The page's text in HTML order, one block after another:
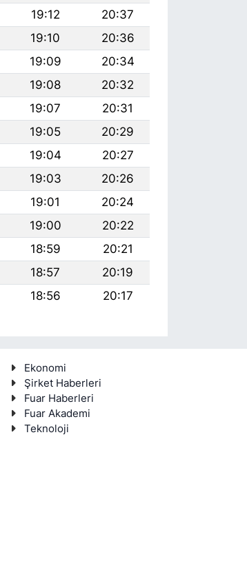
19:12
20:37
19:10
20:36
19:09
20:34
19:08
20:32
19:07
20:31
19:05
20:29
19:04
20:27
19:03
20:26
19:01
20:24
19:00
20:22
18:59
20:21
18:57
20:19
18:56 20:17
Ekonomi
Şirket Haberleri
Fuar Haberleri
Fuar Akademi
Teknoloji